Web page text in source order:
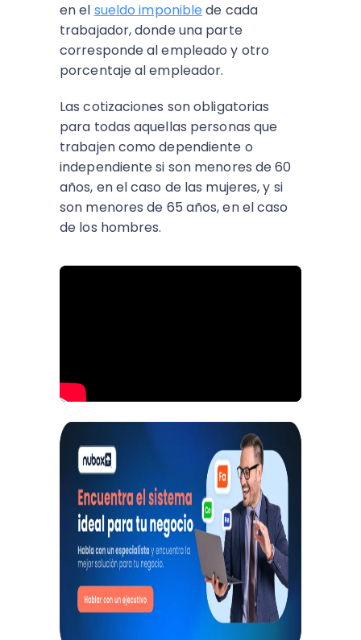
en el sueldo imponible de cada
trabajador, donde una parte
corresponde al empleado y otro
porcentaje al empleador.
Las cotizaciones son obligatorias
para todas aquellas personas que
trabajen como dependiente o
independiente si son menores de 60
años, en el caso de las mujeres, y si
son menores de 65 años, en el caso
de los hombres.